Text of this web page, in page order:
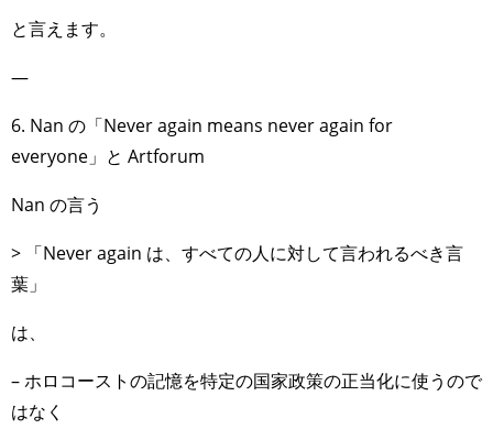
と言えます。
—
6. Nan の「Never again means never again for
everyone」と Artforum
Nan の言う
> 「Never again は、すべての人に対して言われるべき言
葉」
は、
– ホロコーストの記憶を特定の国家政策の正当化に使うので
はなく